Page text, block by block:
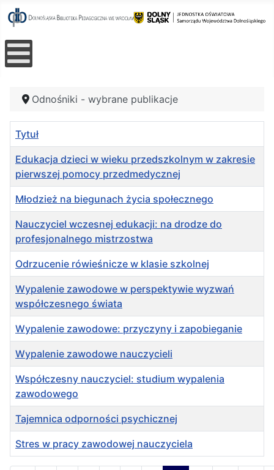
Odnośniki - wybrane publikacje
Spis artykułów
Tytuł
Edukacja dzieci w wieku przedszkolnym w zakresie
pierwszej pomocy przedmedycznej
Młodzież na biegunach życia społecznego
Nauczyciel wczesnej edukacji: na drodze do
profesjonalnego mistrzostwa
Odrzucenie rówieśnicze w klasie szkolnej
Wypalenie zawodowe w perspektywie wyzwań
współczesnego świata
Wypalenie zawodowe: przyczyny i zapobieganie
Wypalenie zawodowe nauczycieli
Współczesny nauczyciel: studium wypalenia
zawodowego
Tajemnica odporności psychicznej
Stres w pracy zawodowej nauczyciela